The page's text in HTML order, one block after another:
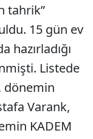
tahrik”
15 gün ev
hazırladığı
Listede
dönemin
Varank,
KADEM